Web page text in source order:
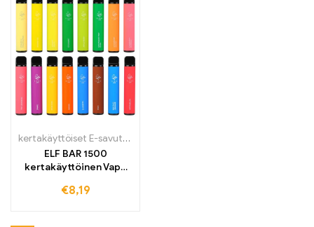
kertakäyttöiset E-savut
,kertakäyttöiset E-savut Suomi
ELF BAR 1500
kertakäyttöinen Vape
€8,19